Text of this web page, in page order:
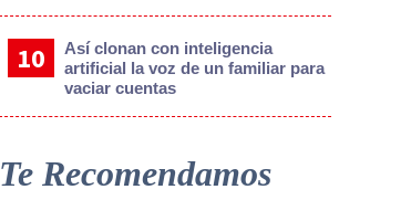
Así clonan con inteligencia
artificial la voz de un familiar para
vaciar cuentas
Te Recomendamos